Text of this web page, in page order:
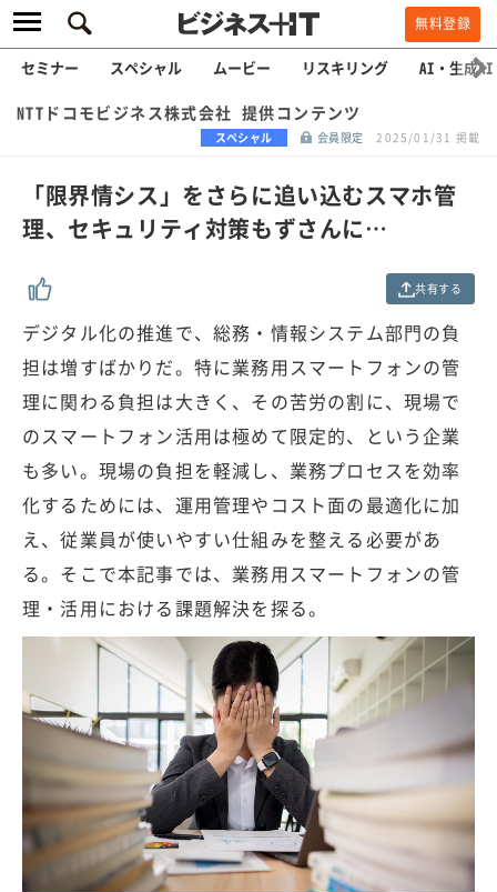
無料登録
セミナー スペシャル ムービー リスキリング AI・生成AI
NTTドコモビジネス株式会社 提供コンテンツ
スペシャル 会員限定 2025/01/31 掲載
「限界情シス」をさらに追い込むスマホ管
理、セキュリティ対策もずさんに…
共有する
デジタル化の推進で、総務・情報システム部門の負
担は増すばかりだ。特に業務用スマートフォンの管
理に関わる負担は大きく、その苦労の割に、現場で
のスマートフォン活用は極めて限定的、という企業
も多い。現場の負担を軽減し、業務プロセスを効率
化するためには、運用管理やコスト面の最適化に加
え、従業員が使いやすい仕組みを整える必要があ
る。そこで本記事では、業務用スマートフォンの管
理・活用における課題解決を探る。